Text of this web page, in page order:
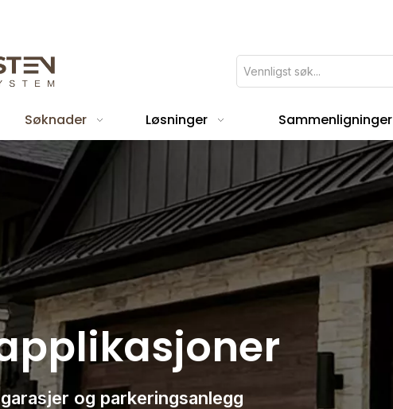
Søknader Løsninger Sammenligninger
og parkeringsanlegg